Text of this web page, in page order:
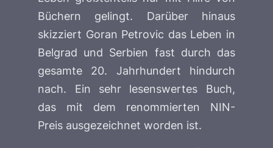
Büchern gelingt. Darüber hinaus
skizziert Goran Petrovic das Leben in
Belgrad und Serbien fast durch das
gesamte 20. Jahrhundert hindurch
nach. Ein sehr lesenswertes Buch,
das mit dem renommierten NIN-
Preis ausgezeichnet worden ist.